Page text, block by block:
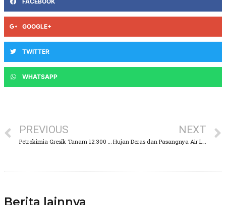
GOOGLE+
TWITTER
WHATSAPP
PREVIOUS
Petrokimia Gresik Tanam 12.300 Pohon Sebagai Wujud Gerakan BUMN Hijaukan Indonesia
NEXT
Hujan Deras dan Pasangnya Air Laut, Rendam Pemukiman Warga Kota Pasuruan
Berita lainnya